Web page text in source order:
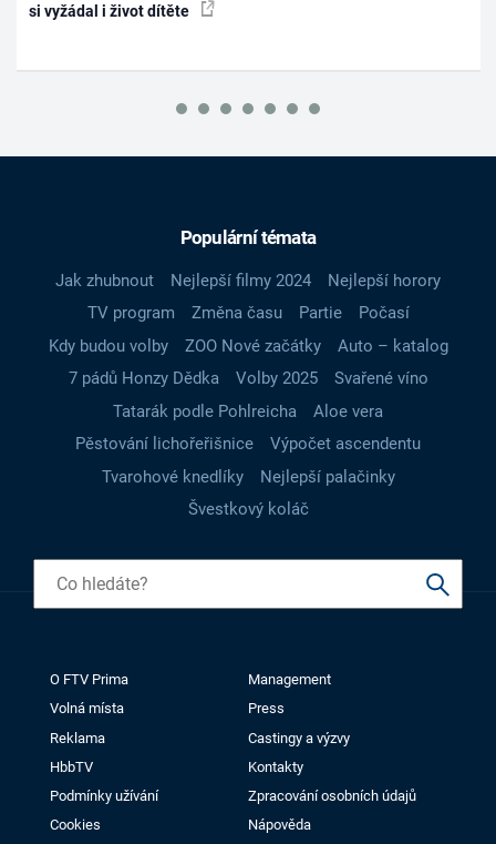
si vyžádal i život dítěte
Populární témata
Jak zhubnout Nejlepší filmy 2024
Nejlepší horory
TV program
Změna času Partie
Počasí
Kdy budou volby
ZOO Nové začátky
Auto – katalog
7 pádů Honzy Dědka
Volby 2025
Svařené víno
Tatarák podle Pohlreicha
Aloe vera
Pěstování lichořeřišnice
Výpočet ascendentu
Tvarohové knedlíky
Nejlepší palačinky
Švestkový koláč
O FTV Prima
Management
Volná místa
Press
Reklama
Castingy a výzvy
HbbTV
Kontakty
Podmínky užívání
Zpracování osobních údajů
Cookies
Nápověda